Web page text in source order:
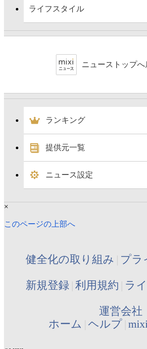
ライフスタイル
ニューストップへ
ランキング
提供元一覧
ニュース設定
×
このページの上部へ
健全化の取り組み プラ
新規登録 利用規約 ラ
運営会社
ホーム ヘルプ